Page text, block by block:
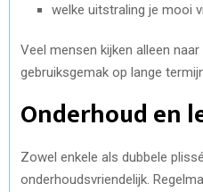
welke uitstraling je mooi
Veel mensen kijken alleen
gebruiksgemak op lange
Onderhoud en
Zowel enkele als dubbele
onderhoudsvriendelijk.